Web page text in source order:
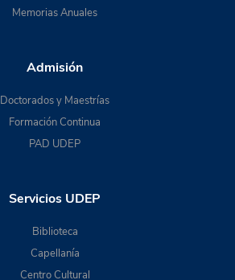
Memorias Anuales
Admisión
Doctorados y Maestrías
Formación Continua
PAD UDEP
Servicios UDEP
Biblioteca
Capellanía
Centro Cultural